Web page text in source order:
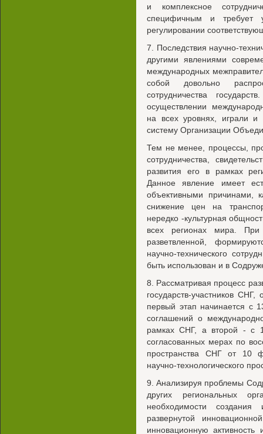
и комплексное
специфичным и требует
регулировании
7. Последствия научно-
другими явлениями
международных
собой довольно
сотрудничества
осуществлении
на всех уровнях, играли
систему Организации
Тем не менее, процессы,
сотрудничества,
развития его в рамках
Данное явление имеет
объективными причинами,
снижение цен на
нередко -культурная
всех регионах мира. При
разветвленной,
научно-технического
быть использован и в
8. Рассматривая процесс
государств-участников
первый этап начинается с
соглашений о
рамках СНГ, а второй - с
согласованных мерах по
пространства СНГ от 10
научно-технологического
9. Анализируя проблемы
других региональных
необходимости
развернутой
инновационную